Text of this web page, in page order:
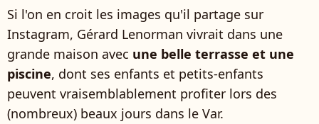
Si l'on en croit les images qu'il partage sur
Instagram, Gérard Lenorman vivrait dans une
grande maison avec une belle terrasse et une
piscine, dont ses enfants et petits-enfants
peuvent vraisemblablement profiter lors des
(nombreux) beaux jours dans le Var.